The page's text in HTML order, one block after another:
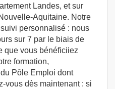
Landes, et sur
Aquitaine. Notre
personnalisé : nous
sur 7 par le biais de
que vous bénéficiiez
formation,
Pôle Emploi dont
vous dès maintenant : si